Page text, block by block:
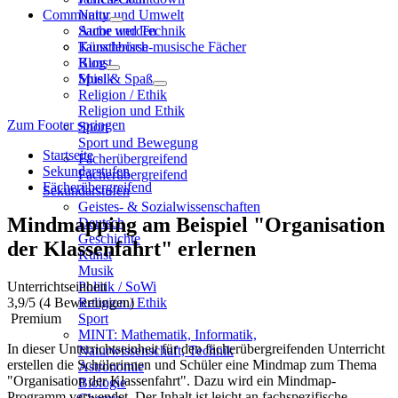
Natur und Umwelt
Sache und Technik
Künstlerisch-musische Fächer
Kunst
Musik
Religion / Ethik
Religion und Ethik
Sport
Sport und Bewegung
Fächerübergreifend
Fächerübergreifend
Sekundarstufen
Geistes- & Sozialwissenschaften
Deutsch
Geschichte
Kunst
Musik
Politik / SoWi
Religion / Ethik
Sport
MINT: Mathematik, Informatik,
Naturwissenschaft, Technik
Astronomie
Biologie
Community
Autor werden
Tauschbörse
Blog
Spiel & Spaß
Zum Footer springen
Startseite
Sekundarstufen
Fächerübergreifend
Mindmapping am Beispiel "Organisation
der Klassenfahrt" erlernen
Unterrichtseinheit
3,9/5 (4 Bewertungen)
Premium
In dieser Unterrichtseinheit für den fächerübergreifenden Unterricht
erstellen die Schülerinnen und Schüler eine Mindmap zum Thema
"Organisation der Klassenfahrt". Dazu wird ein Mindmap-